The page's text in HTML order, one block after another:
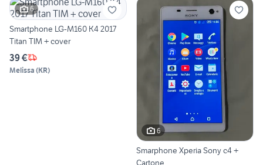
6
Smartphone LG-M160 K4 2017
Titan TIM + cover
39 €
Melissa (KR)
6
Smarphone Xperia Sony c4 +
Cartone